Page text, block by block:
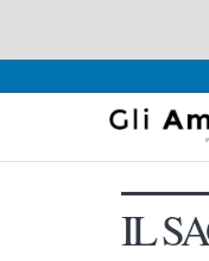
Recensioni
Interviste & Incontri
IL